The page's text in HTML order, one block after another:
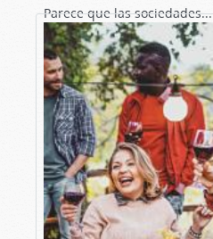
Parece que las sociedades...